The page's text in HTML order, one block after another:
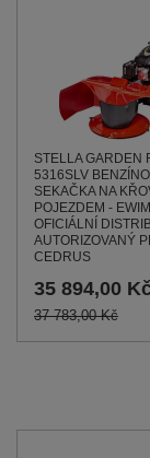
STELLA GARDEN
5316SLV
SEKAČKA NA
POJEZDEM -
OFICIÁLNÍ
AUTORIZOVANÝ
CEDRUS
35 894,00
37 783,00 Kč